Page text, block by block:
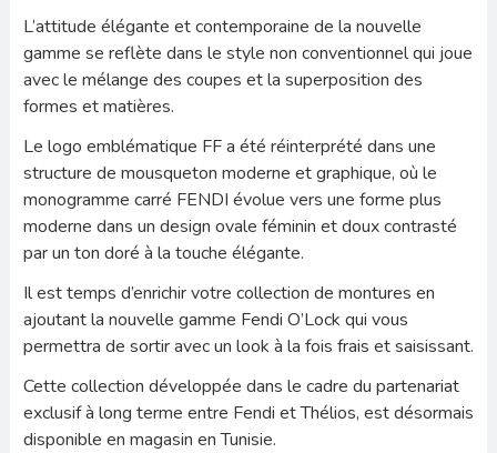
L’attitude élégante et contemporaine de la nouvelle
gamme se reflète dans le style non conventionnel qui joue
avec le mélange des coupes et la superposition des
formes et matières.
Le logo emblématique FF a été réinterprété dans une
structure de mousqueton moderne et graphique, où le
monogramme carré FENDI évolue vers une forme plus
moderne dans un design ovale féminin et doux contrasté
par un ton doré à la touche élégante.
Il est temps d’enrichir votre collection de montures en
ajoutant la nouvelle gamme Fendi O’Lock qui vous
permettra de sortir avec un look à la fois frais et saisissant.
Cette collection développée dans le cadre du partenariat
exclusif à long terme entre Fendi et Thélios, est désormais
disponible en magasin en Tunisie.